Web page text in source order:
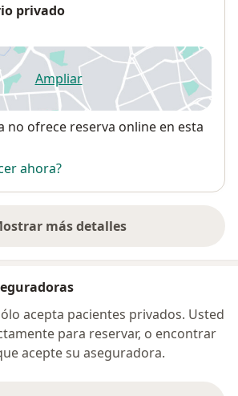
privado
Ampliarse abre en una nueva
no ofrece reserva online en esta
ahora?
más detalles
sobre la dirección
acepta pacientes privados. Usted
para reservar, o encontrar
acepte su aseguradora.